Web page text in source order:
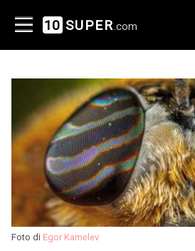
10 SUPER .com
Foto di Egor Kamelev